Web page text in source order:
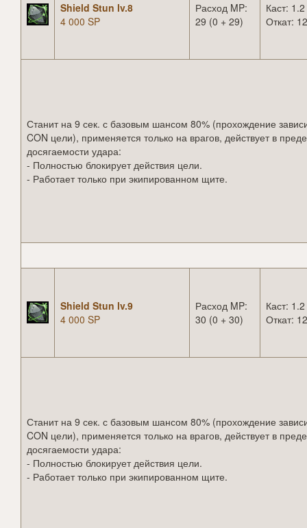
Shield Stun lv.8
4 000 SP
Расход MP:
29 (0 + 29)
Каст:
Откат:
Станит на 9 сек. с базовым шансом 80% (прохождение
CON цели), применяется только на врагов, действует в
досягаемости удара:
- Полностью блокирует действия цели.
- Работает только при экипированном щите.
Shield Stun lv.9
4 000 SP
Расход MP:
30 (0 + 30)
Каст:
Откат:
Станит на 9 сек. с базовым шансом 80% (прохождение
CON цели), применяется только на врагов, действует в
досягаемости удара:
- Полностью блокирует действия цели.
- Работает только при экипированном щите.